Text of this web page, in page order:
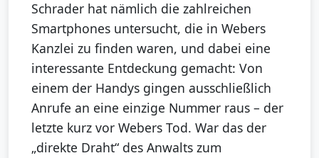
Schrader hat nämlich die zahlreichen
Smartphones untersucht, die in Webers
Kanzlei zu finden waren, und dabei eine
interessante Entdeckung gemacht: Von
einem der Handys gingen ausschließlich
Anrufe an eine einzige Nummer raus – der
letzte kurz vor Webers Tod. War das der
„direkte Draht“ des Anwalts zum